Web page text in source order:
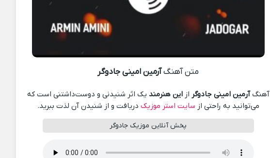
متن آهنگآرمین امینی جادوگر
آهنگآرمین امینی جادوگر ازاین هنرمند یک اثر شنیدنی و دوست‌داشتنی است که
می‌توانید به راحتی از سایت استر موزیک دریافت و از شنیدن آن لذت ببرید.
پخش آنلاین موزیک جادوگر